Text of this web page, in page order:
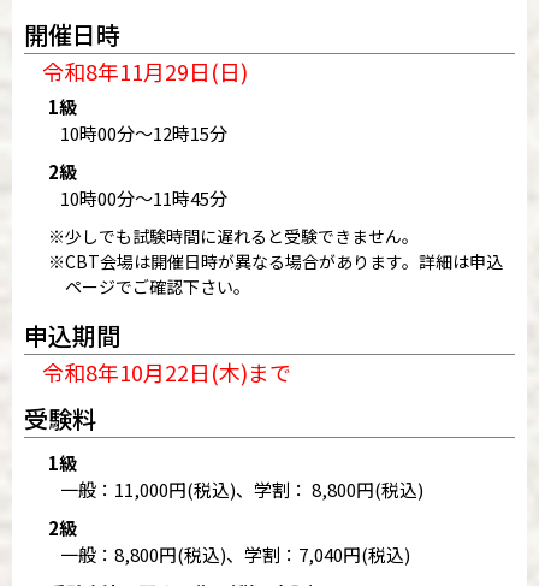
開催日時
令和8年11月29日(日)
1級
10時00分～12時15分
2級
10時00分～11時45分
※少しでも試験時間に遅れると受験できません。
※CBT会場は開催日時が異なる場合があります。詳細は申込
ページでご確認下さい。
申込期間
令和8年10月22日(木)まで
受験料
1級
一般：11,000円(税込)、学割： 8,800円(税込)
2級
一般：8,800円(税込)、学割：7,040円(税込)